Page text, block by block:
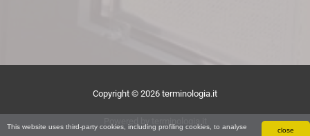
close
This website uses third-party cookies, including profiling cookies, to analyse
Copyright © 2026 terminologia.it